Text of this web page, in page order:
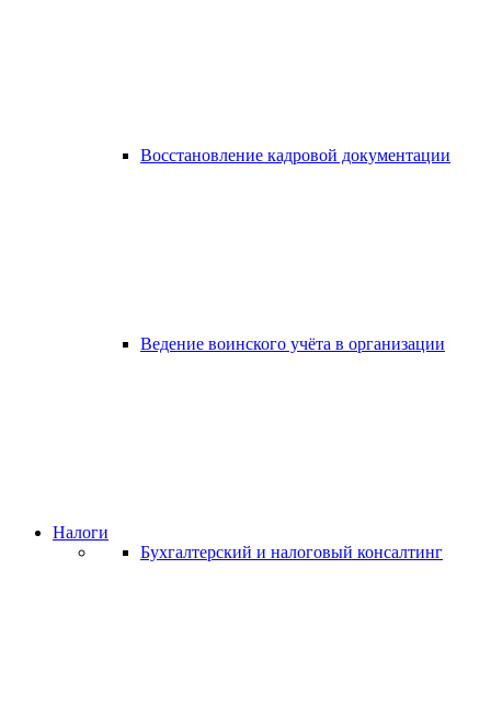
Восстановление кадровой документации
Ведение воинского учёта в организации
Налоги
Бухгалтерский и налоговый консалтинг